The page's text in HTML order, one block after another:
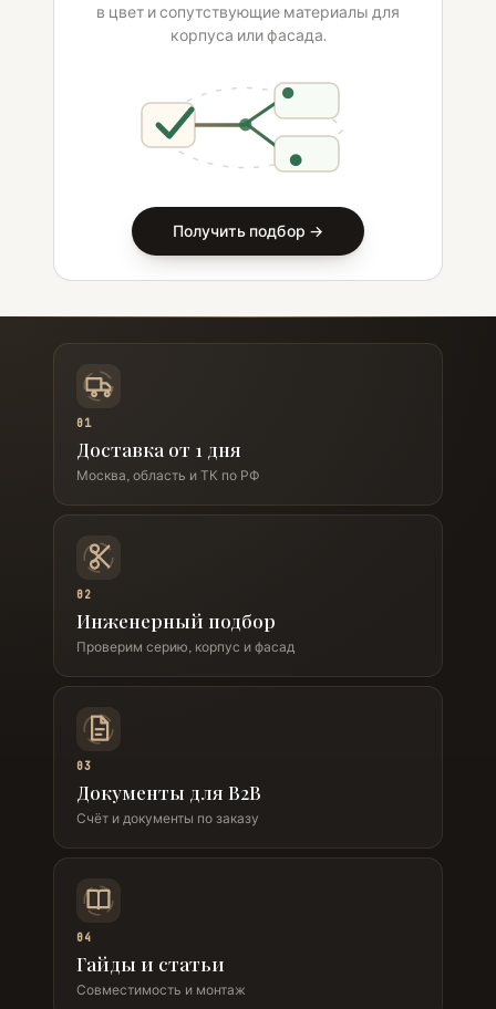
в цвет и сопутствующие материалы для
корпуса или фасада.
Получить подбор →
01
Доставка от 1 дня
Москва, область и ТК по РФ
02
Инженерный подбор
Проверим серию, корпус и фасад
03
Документы для B2B
Счёт и документы по заказу
04
Гайды и статьи
Совместимость и монтаж